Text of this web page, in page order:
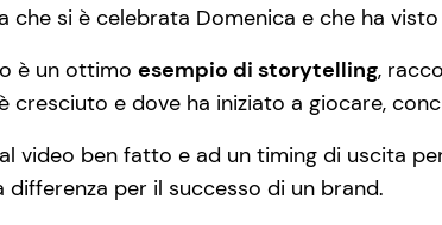
che si è celebrata Domenica e che ha
è un ottimo esempio di storytelling,
cresciuto e dove ha iniziato a giocare,
video ben fatto e ad un timing di uscita
differenza per il successo di un brand.